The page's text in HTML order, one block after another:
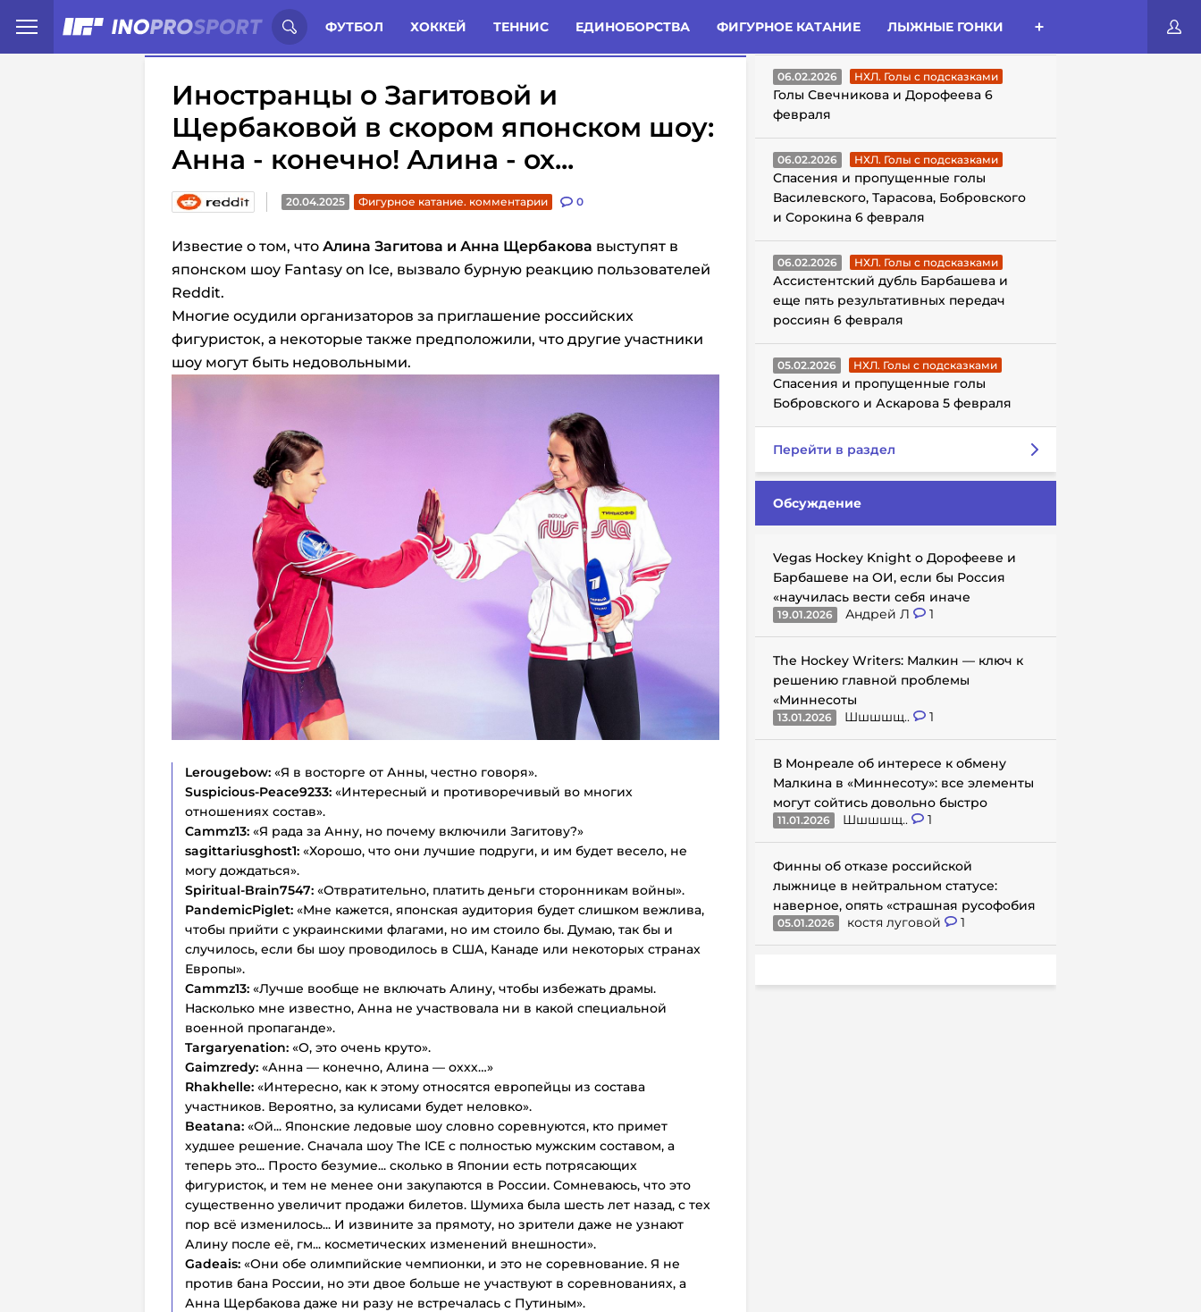
ФУТБОЛ ХОККЕЙ ТЕННИС ЕДИНОБОРСТВА ФИГУРНОЕ КАТАНИЕ ЛЫЖНЫЕ ГОНКИ
Иностранцы о спорте России: Статьи Комменты Новости
Иностранцы о Загитовой и
Щербаковой в скором японском шоу:
Анна - конечно! Алина - ох...
20.04.2025 Фигурное катание. комментарии 0
Известие о том, что Алина Загитова и Анна Щербакова выступят в
японском шоу Fantasy on Ice, вызвало бурную реакцию пользователей
Reddit.
Многие осудили организаторов за приглашение российских
фигуристок, а некоторые также предположили, что другие участники
шоу могут быть недовольными.
Lerougebow: «Я в восторге от Анны, честно говоря».
Suspicious-Peace9233: «Интересный и противоречивый во многих
отношениях состав».
Cammz13: «Я рада за Анну, но почему включили Загитову?»
sagittariusghost1: «Хорошо, что они лучшие подруги, и им будет весело, не
могу дождаться».
Spiritual-Brain7547: «Отвратительно, платить деньги сторонникам войны».
PandemicPiglet: «Мне кажется, японская аудитория будет слишком вежлива,
чтобы прийти с украинскими флагами, но им стоило бы. Думаю, так бы и
случилось, если бы шоу проводилось в США, Канаде или некоторых странах
Европы».
Cammz13: «Лучше вообще не включать Алину, чтобы избежать драмы.
Насколько мне известно, Анна не участвовала ни в какой специальной
военной пропаганде».
Targaryenation: «О, это очень круто».
Gaimzredy: «Анна — конечно, Алина — оххх…»
Rhakhelle: «Интересно, как к этому относятся европейцы из состава
участников. Вероятно, за кулисами будет неловко».
Beatana: «Ой... Японские ледовые шоу словно соревнуются, кто примет
худшее решение. Сначала шоу The ICE с полностью мужским составом, а
теперь это... Просто безумие... сколько в Японии есть потрясающих
фигуристок, и тем не менее они закупаются в России. Сомневаюсь, что это
существенно увеличит продажи билетов. Шумиха была шесть лет назад, с тех
пор всё изменилось... И извините за прямоту, но зрители даже не узнают
Алину после её, гм... косметических изменений внешности».
Gadeais: «Они обе олимпийские чемпионки, и это не соревнование. Я не
против бана России, но эти двое больше не участвуют в соревнованиях, а
Анна Щербакова даже ни разу не встречалась с Путиным».
ГОЛЫ С ПОДСКАЗКАМИ
06.02.2026 НХЛ. Голы с подсказками
Голы Свечникова и Дорофеева 6
февраля
06.02.2026 НХЛ. Голы с подсказками
Спасения и пропущенные голы
Василевского, Тарасова, Бобровского
и Сорокина 6 февраля
06.02.2026 НХЛ. Голы с подсказками
Ассистентский дубль Барбашева и
еще пять результативных передач
россиян 6 февраля
05.02.2026 НХЛ. Голы с подсказками
Спасения и пропущенные голы
Бобровского и Аскарова 5 февраля
Перейти в раздел
Обсуждение
Vegas Hockey Knight о Дорофееве и
Барбашеве на ОИ, если бы Россия
«научилась вести себя иначе
19.01.2026 Андрей Л 1
The Hockey Writers: Малкин — ключ к
решению главной проблемы
«Миннесоты
13.01.2026 Шшшшщ.. 1
В Монреале об интересе к обмену
Малкина в «Миннесоту»: все элементы
могут сойтись довольно быстро
11.01.2026 Шшшшщ.. 1
Финны об отказе российской
лыжнице в нейтральном статусе:
наверное, опять «страшная русофобия
05.01.2026 костя луговой 1